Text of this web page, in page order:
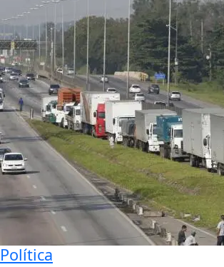
Política